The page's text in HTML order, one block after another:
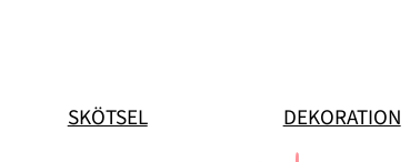
SKÖTSEL DEKORATION